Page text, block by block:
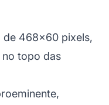
de 468×60 pixels,
topo das